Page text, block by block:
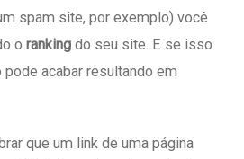
spam site, por exemplo) você
o ranking do seu site. E se isso
acabar resultando em
que um link de uma página